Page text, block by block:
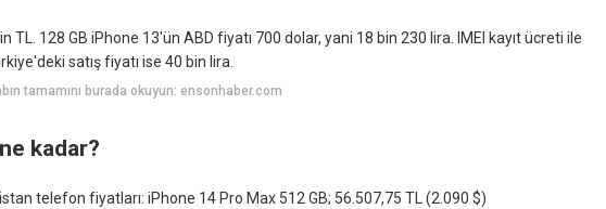
TL. 128 GB iPhone 13'ün ABD fiyatı 700 dolar, yani 18 bin 230 lira. IMEI kayıt ücreti ile
satış fiyatı ise 40 bin lira.
tamamını burada okuyun: ensonhaber.com
kadar?
telefon fiyatları: iPhone 14 Pro Max 512 GB; 56.507,75 TL (2.090 $)